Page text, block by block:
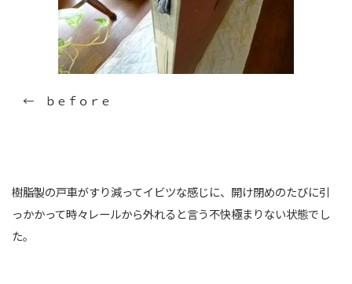
← ｂｅｆｏｒｅ
樹脂製の戸車がすり減ってイビツな感じに、開け閉めのたびに引
っかかって時々レールから外れると言う不快極まりない状態でし
た。